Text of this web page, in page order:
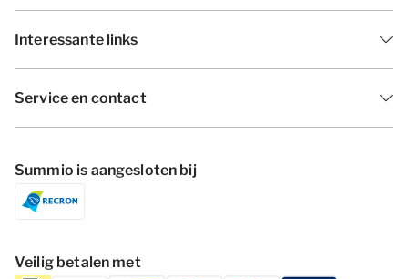
Interessante links
Service en contact
Summio is aangesloten bij
Veilig betalen met